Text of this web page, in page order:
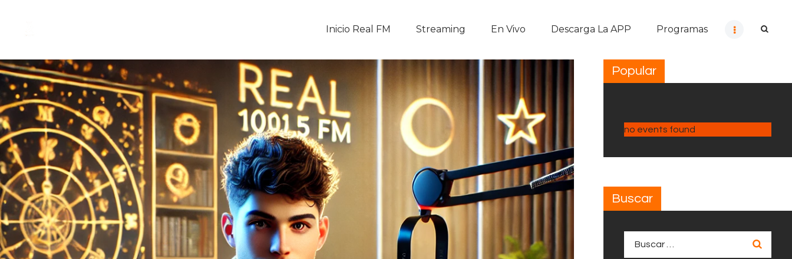
Inicio Real FM Streaming En Vivo Descarga La APP Programas
En Vivo
Descarga La APP
Programas
Noticias
Equipo
Sobre Nosotros
Popular
no events found
Buscar